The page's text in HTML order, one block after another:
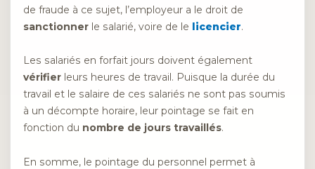
de fraude à ce sujet, l’employeur a le droit de
sanctionner le salarié, voire de le licencier.
Les salariés en forfait jours doivent également
vérifier leurs heures de travail. Puisque la durée du
travail et le salaire de ces salariés ne sont pas soumis
à un décompte horaire, leur pointage se fait en
fonction du nombre de jours travaillés.
En somme, le pointage du personnel permet à